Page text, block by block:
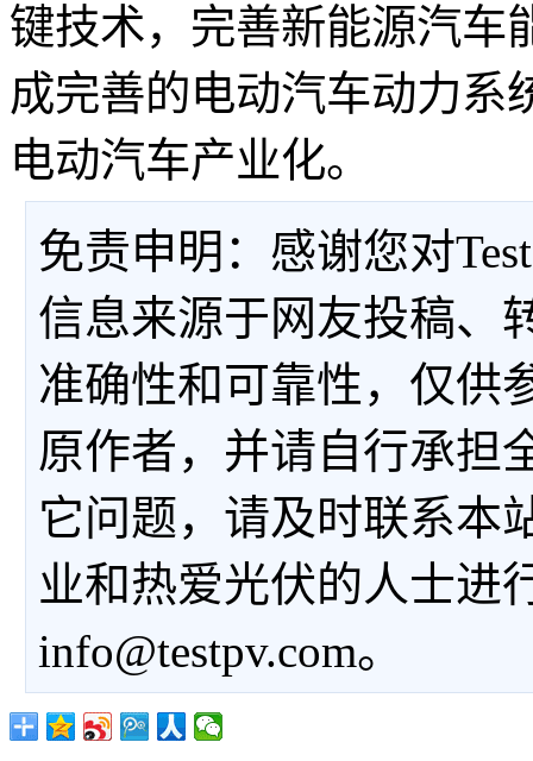
键技术，完善新能源汽车
成完善的电动汽车动力系
电动汽车产业化。
免责申明：感谢您对
信息来源于网友投稿、
准确性和可靠性，仅供
原作者，并请自行承担
它问题，请及时联系本
业和热爱光伏的人士进
info@testpv.com。